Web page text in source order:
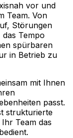
vor und
Team. Von
Störungen
Tempo
spürbaren
in Betrieb zu
mit Ihnen
passt.
strukturierte
Team das